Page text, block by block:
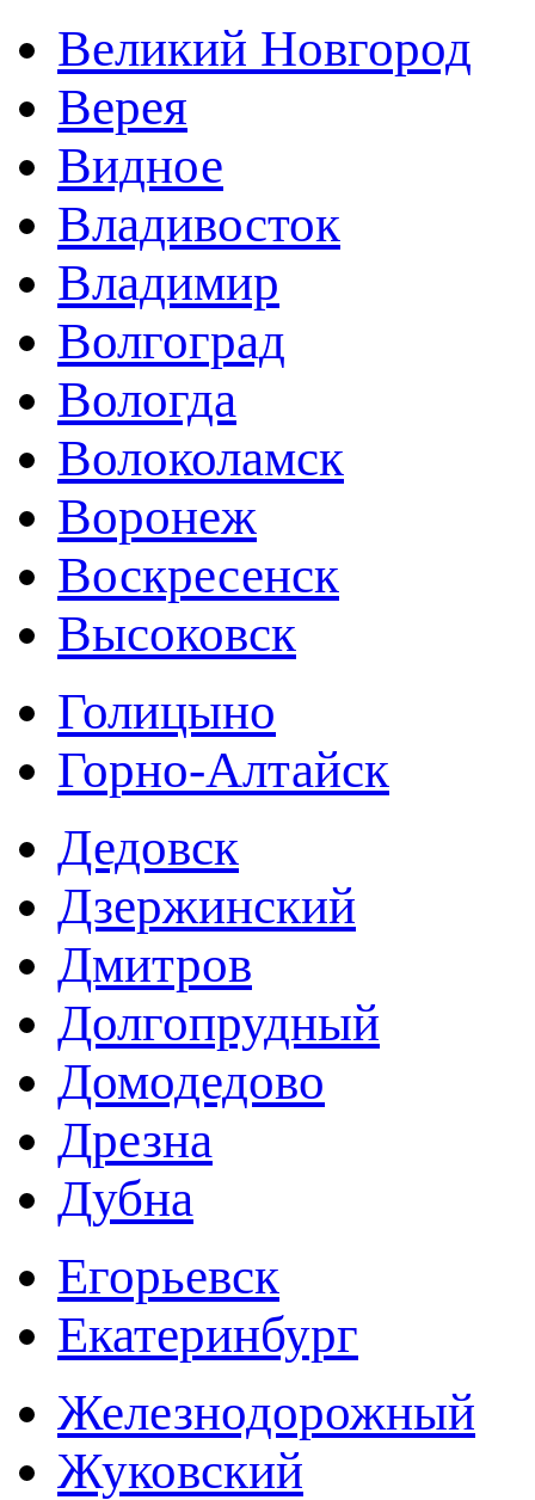
Великий Новгород
Верея
Видное
Владивосток
Владимир
Волгоград
Вологда
Волоколамск
Воронеж
Воскресенск
Высоковск
Голицыно
Горно-Алтайск
Дедовск
Дзержинский
Дмитров
Долгопрудный
Домодедово
Дрезна
Дубна
Егорьевск
Екатеринбург
Железнодорожный
Жуковский